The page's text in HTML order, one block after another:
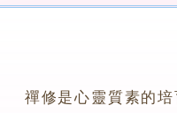
禪修是心靈質素的